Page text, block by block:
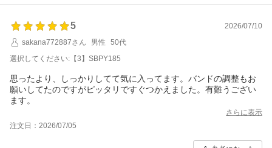
5
2026/07/10
sakana772887さん
男性
50代
選択してください:【3】SBPY185
思ったより、しっかりしてて気に入ってます。バンドの調整もお
願いしてたのですがピッタリですぐつかえました。有難うござい
ます。
さらに表示
注文日：2026/07/05